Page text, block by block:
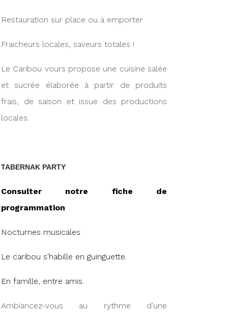
Restauration sur place ou à emporter
Fraicheurs locales, saveurs totales !
Le Caribou vours propose une cuisine salée
et sucrée élaborée à partir de produits
frais, de saison et issue des productions
locales.
TABERNAK PARTY
Consulter notre fiche de
programmation
Nocturnes musicales
Le caribou s'habille en guinguette.
En famille, entre amis.
Ambiancez-vous au rythme d'une